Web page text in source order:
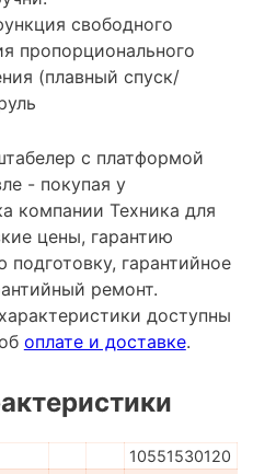
свободного
пропорционального
(плавный спуск/
с платформой
- покупая у
компании Техника для
цены, гарантию
гарантийное
ремонт.
доступны
оплате и доставке.
10551530120